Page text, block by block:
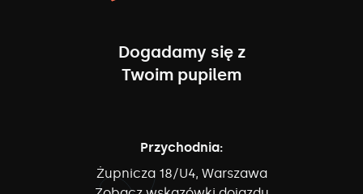
Dogadamy się z
Twoim pupilem
Przychodnia:
Żupnicza 18/U4, Warszawa